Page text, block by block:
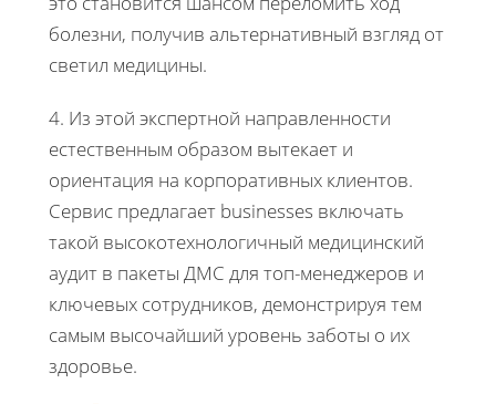
болезни, получив альтернативный взгляд от
светил медицины.
4. Из этой экспертной направленности
естественным образом вытекает и
ориентация на корпоративных клиентов.
Сервис предлагает businesses включать
такой высокотехнологичный медицинский
аудит в пакеты ДМС для топ-менеджеров и
ключевых сотрудников, демонстрируя тем
самым высочайший уровень заботы о их
здоровье.